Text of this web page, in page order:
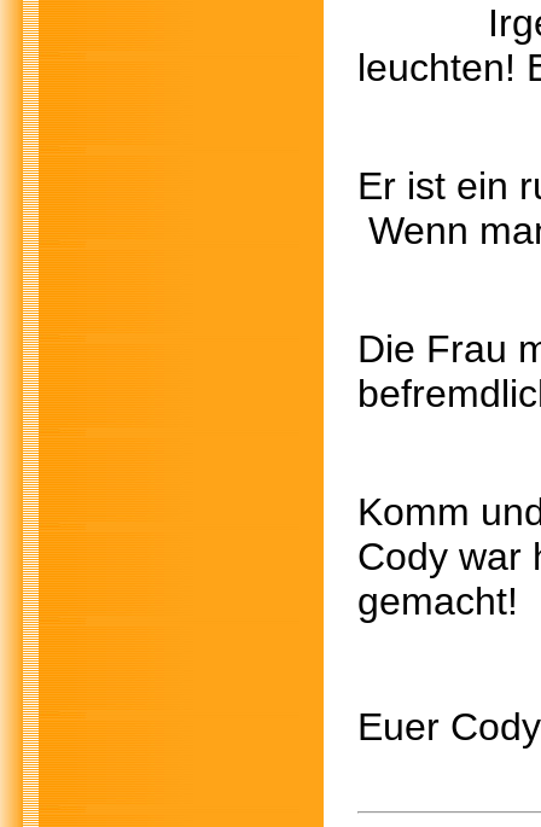
leuchten!
Er ist
Wenn
Die Frau
Komm
Cody war
gemacht!
Euer Cody